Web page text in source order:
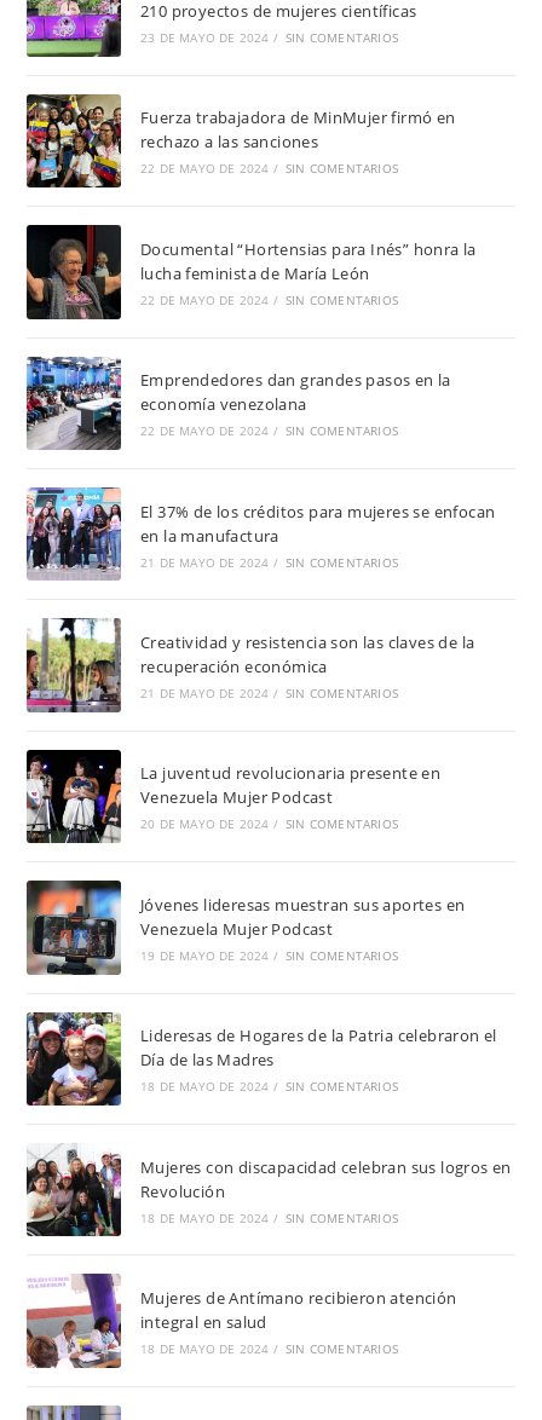
210 proyectos de mujeres científicas
23 DE MAYO DE 2024 / SIN COMENTARIOS
Fuerza trabajadora de MinMujer firmó en
rechazo a las sanciones
22 DE MAYO DE 2024 / SIN COMENTARIOS
Documental “Hortensias para Inés” honra la
lucha feminista de María León
22 DE MAYO DE 2024 / SIN COMENTARIOS
Emprendedores dan grandes pasos en la
economía venezolana
22 DE MAYO DE 2024 / SIN COMENTARIOS
El 37% de los créditos para mujeres se enfocan
en la manufactura
21 DE MAYO DE 2024 / SIN COMENTARIOS
Creatividad y resistencia son las claves de la
recuperación económica
21 DE MAYO DE 2024 / SIN COMENTARIOS
La juventud revolucionaria presente en
Venezuela Mujer Podcast
20 DE MAYO DE 2024 / SIN COMENTARIOS
Jóvenes lideresas muestran sus aportes en
Venezuela Mujer Podcast
19 DE MAYO DE 2024 / SIN COMENTARIOS
Lideresas de Hogares de la Patria celebraron el
Día de las Madres
18 DE MAYO DE 2024 / SIN COMENTARIOS
Mujeres con discapacidad celebran sus logros en
Revolución
18 DE MAYO DE 2024 / SIN COMENTARIOS
Mujeres de Antímano recibieron atención
integral en salud
18 DE MAYO DE 2024 / SIN COMENTARIOS